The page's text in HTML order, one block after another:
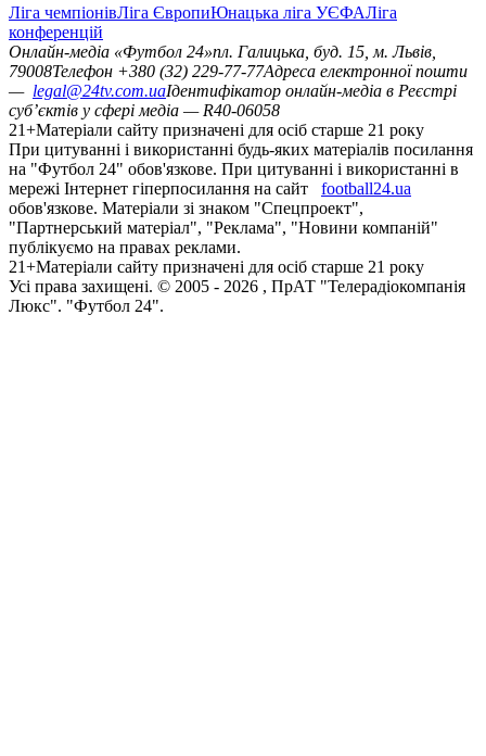
Ліга чемпіонівЛіга ЄвропиЮнацька ліга УЄФАЛіга
конференцій
Онлайн-медіа «Футбол 24»пл. Галицька, буд. 15, м. Львів,
79008Телефон +380 (32) 229-77-77Адреса електронної пошти
— legal@24tv.com.uaІдентифікатор онлайн-медіа в Реєстрі
суб’єктів у сфері медіа — R40-06058
21+Матеріали сайту призначені для осіб старше 21 року
При цитуванні і використанні будь-яких матеріалів посилання
на "Футбол 24" обов'язкове. При цитуванні і використанні в
мережі Інтернет гіперпосилання на сайт
football24.ua
обов'язкове. Матеріали зі знаком "Спецпроект",
"Партнерський матеріал", "Реклама", "Новини компаній"
публікуємо на правах реклами.
21+Матеріали сайту призначені для осіб старше 21 року
Усi права захищенi. © 2005 - 2026 , ПрАТ "Телерадіокомпанія
Люкс". "Футбол 24".